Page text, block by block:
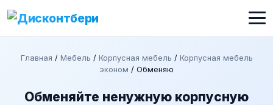
Главная / Мебель / Корпусная мебель / Корпусная мебель
эконом / Обменяю
Обменяйте ненужную корпусную